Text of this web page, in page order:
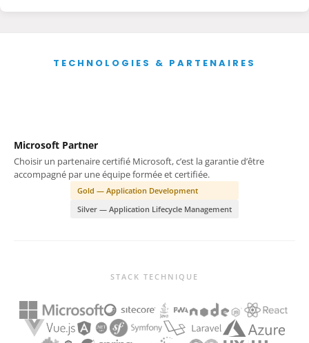
TECHNOLOGIES & PARTENAIRES
Microsoft Partner
Choisir un partenaire certifié Microsoft, c’est la garantie d’être
accompagné par une équipe formée et certifiée.
Gold — Application Development
Silver — Application Lifecycle Management
STACK TECHNIQUE